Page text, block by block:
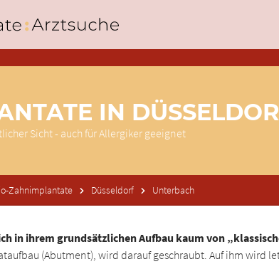
IN
Sicht - auch für Allergiker geeignet
Zahnimplantate Düsseldorf Unterbach
in ihrem grundsätzlichen Aufbau kaum von
(Abutment), wird darauf geschraubt. Auf ihm wird